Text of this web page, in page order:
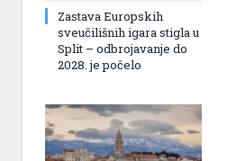
Zastava Europskih
sveučilišnih igara stigla u
Split – odbrojavanje do
2028. je počelo